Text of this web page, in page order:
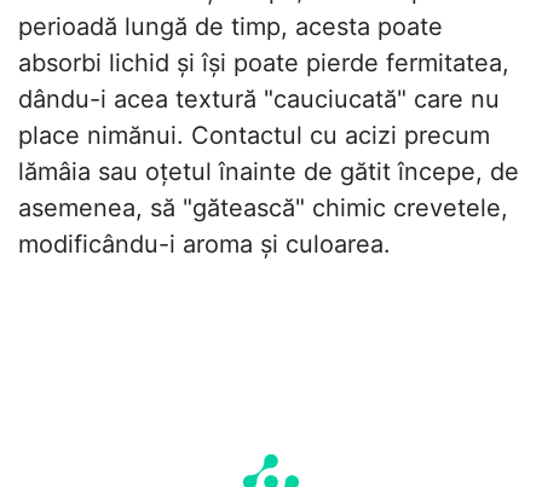
perioadă lungă de timp, acesta poate
absorbi lichid și își poate pierde fermitatea,
dându-i acea textură "cauciucată" care nu
place nimănui. Contactul cu acizi precum
lămâia sau oțetul înainte de gătit începe, de
asemenea, să "gătească" chimic crevetele,
modificându-i aroma și culoarea.